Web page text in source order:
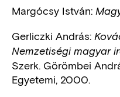
Margócsy István:
Gerliczki András:
Nemzetiségi magyar
Szerk. Görömbei
Egyetemi, 2000.